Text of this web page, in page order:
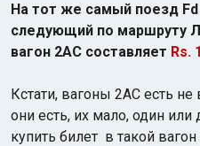
На тот же самый поезд Fd
следующий по маршруту
вагон 2АС составляет Rs.
Кстати, вагоны 2АС есть
они есть, их мало, один
купить билет в такой